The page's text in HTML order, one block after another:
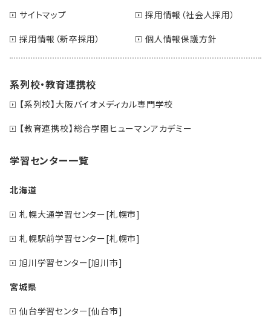
サイトマップ
採用情報（社会人採用）
採用情報（新卒採用）
個人情報保護方針
系列校・教育連携校
【系列校】大阪バイオメディカル専門学校
【教育連携校】総合学園ヒューマンアカデミー
学習センター一覧
北海道
札幌大通学習センター[札幌市]
札幌駅前学習センター[札幌市]
旭川学習センター[旭川市]
宮城県
仙台学習センター[仙台市]